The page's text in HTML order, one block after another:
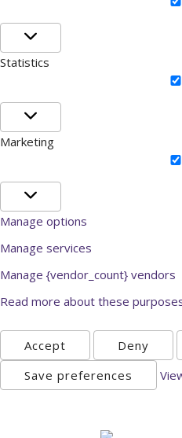
Preferences
Statistics
Statistics
Marketing
Marketing
Manage options
Manage services
Manage {vendor_count} vendors
Read more about these
Accept Deny
Save preferences